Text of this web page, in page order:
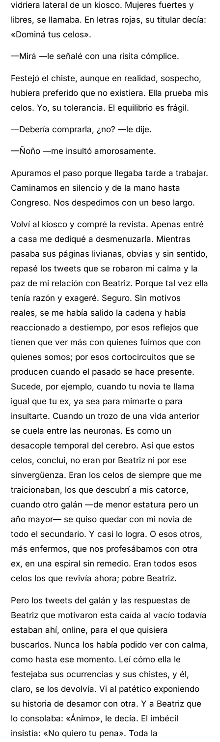
vidriera lateral de un kiosco. Mujeres fuertes y
libres, se llamaba. En letras rojas, su titular decía:
«Dominá tus celos».
—Mirá —le señalé con una risita cómplice.
Festejó el chiste, aunque en realidad, sospecho,
hubiera preferido que no existiera. Ella prueba mis
celos. Yo, su tolerancia. El equilibrio es frágil.
—Debería comprarla, ¿no? —le dije.
—Ñoño —me insultó amorosamente.
Apuramos el paso porque llegaba tarde a trabajar.
Caminamos en silencio y de la mano hasta
Congreso. Nos despedimos con un beso largo.
Volví al kiosco y compré la revista. Apenas entré
a casa me dediqué a desmenuzarla. Mientras
pasaba sus páginas livianas, obvias y sin sentido,
repasé los tweets que se robaron mi calma y la
paz de mi relación con Beatriz. Porque tal vez ella
tenía razón y exageré. Seguro. Sin motivos
reales, se me había salido la cadena y había
reaccionado a destiempo, por esos reflejos que
tienen que ver más con quienes fuimos que con
quienes somos; por esos cortocircuitos que se
producen cuando el pasado se hace presente.
Sucede, por ejemplo, cuando tu novia te llama
igual que tu ex, ya sea para mimarte o para
insultarte. Cuando un trozo de una vida anterior
se cuela entre las neuronas. Es como un
desacople temporal del cerebro. Así que estos
celos, concluí, no eran por Beatriz ni por ese
sinvergüenza. Eran los celos de siempre que me
traicionaban, los que descubrí a mis catorce,
cuando otro galán —de menor estatura pero un
año mayor— se quiso quedar con mi novia de
todo el secundario. Y casi lo logra. O esos otros,
más enfermos, que nos profesábamos con otra
ex, en una espiral sin remedio. Eran todos esos
celos los que revivía ahora; pobre Beatriz.
Pero los tweets del galán y las respuestas de
Beatriz que motivaron esta caída al vacío todavía
estaban ahí, online, para el que quisiera
buscarlos. Nunca los había podido ver con calma,
como hasta ese momento. Leí cómo ella le
festejaba sus ocurrencias y sus chistes, y él,
claro, se los devolvía. Vi al patético exponiendo
su historia de desamor con otra. Y a Beatriz que
lo consolaba: «Ánimo», le decía. El imbécil
insistía: «No quiero tu pena». Toda la